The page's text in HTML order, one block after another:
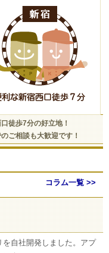
徒歩7分の好立地！
ご相談も大歓迎です！
コラム一覧 >>
自社開発しました。アプ